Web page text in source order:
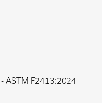
- ASTM F2413:2024